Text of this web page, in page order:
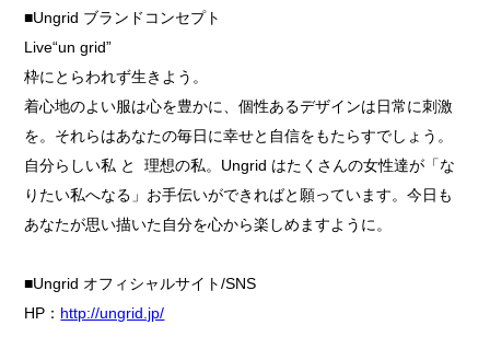
■Ungrid ブランドコンセプト
Live“un grid”
枠にとらわれず生きよう。
着心地のよい服は心を豊かに、個性あるデザインは日常に刺激
を。それらはあなたの毎日に幸せと自信をもたらすでしょう。
自分らしい私 と 理想の私。Ungrid はたくさんの女性達が「な
りたい私へなる」お手伝いができればと願っています。今日も
あなたが思い描いた自分を心から楽しめますように。
■Ungrid オフィシャルサイト/SNS
HP： http://ungrid.jp/